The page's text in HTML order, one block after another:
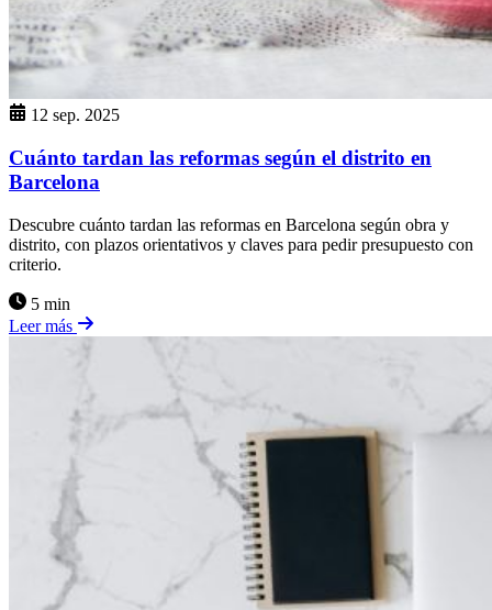
12 sep. 2025
Cuánto tardan las reformas según el distrito en
Barcelona
Descubre cuánto tardan las reformas en Barcelona según obra y
distrito, con plazos orientativos y claves para pedir presupuesto con
criterio.
5 min
Leer más